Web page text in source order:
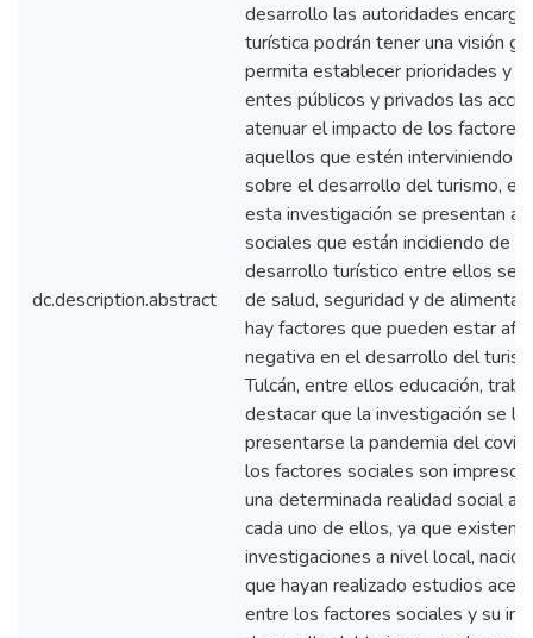
dc.description.abstract
desarrollo las autoridades
turística podrán tener una visión
permita establecer prioridades y
entes públicos y privados las
atenuar el impacto de los factores
aquellos que estén interviniendo
sobre el desarrollo del turismo,
esta investigación se presentan
sociales que están incidiendo de
desarrollo turístico entre ellos se
de salud, seguridad y de
hay factores que pueden estar
negativa en el desarrollo del
Tulcán, entre ellos educación,
destacar que la investigación se
presentarse la pandemia del
los factores sociales son
una determinada realidad social a
cada uno de ellos, ya que existen
investigaciones a nivel local,
que hayan realizado estudios
entre los factores sociales y su